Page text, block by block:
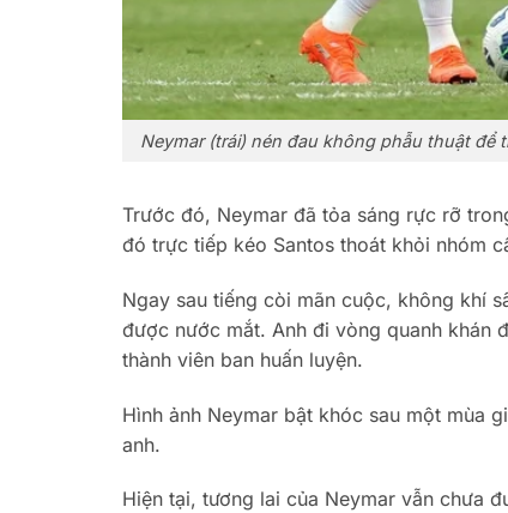
Neymar (trái) nén đau không phẫu thuật để
Trước đó, Neymar đã tỏa sáng rực rỡ
đó trực tiếp kéo Santos thoát khỏi nhóm
Ngay sau tiếng còi mãn cuộc, không khí
được nước mắt. Anh đi vòng quanh khán
thành viên ban huấn luyện.
Hình ảnh Neymar bật khóc sau một mùa
anh.
Hiện tại, tương lai của Neymar vẫn chưa